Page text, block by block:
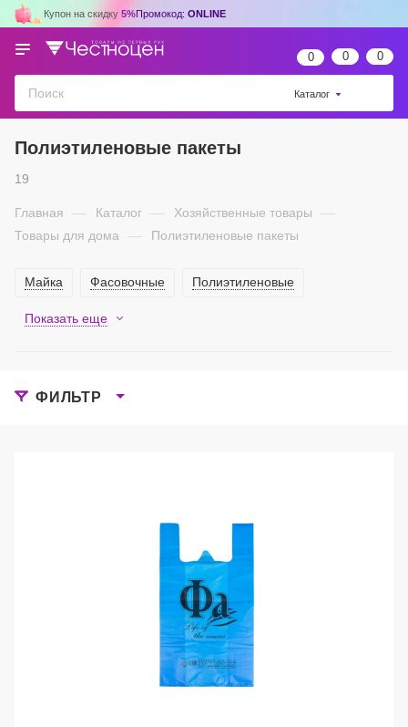
Купон на скидку 5%Промокод: ONLINE
0 0 0
Каталог
Полиэтиленовые пакеты
19
Главная — Каталог — Хозяйственные товары —
Товары для дома — Полиэтиленовые пакеты
Майка Фасовочные Полиэтиленовые
Показать еще
ФИЛЬТР